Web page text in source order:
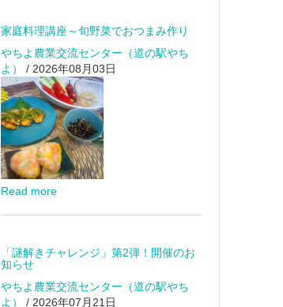
家庭料理講座～旬野菜でおつまみ作り
やちよ農業交流センター（道の駅やち
よ）
/ 2026年08月03日
Read more
「謎解きチャレンジ」第2弾！開催のお
知らせ
やちよ農業交流センター（道の駅やち
よ）
/ 2026年07月21日